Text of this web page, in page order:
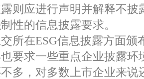
则应进行声明并解释不披
性的信息披露要求。
所在ESG信息披露方面颁
要求一些重点企业披露环
多，对多数上市企业来说